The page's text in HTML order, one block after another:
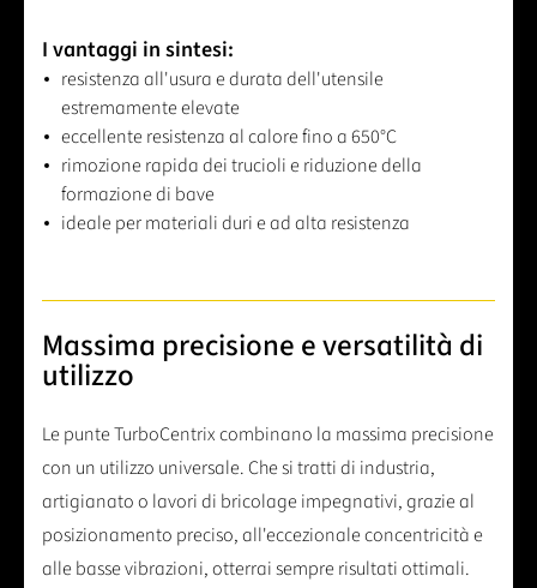
I vantaggi in sintesi:
resistenza all'usura e durata dell'utensile
estremamente elevate
eccellente resistenza al calore fino a 650°C
rimozione rapida dei trucioli e riduzione della
formazione di bave
ideale per materiali duri e ad alta resistenza
Massima precisione e versatilità di
utilizzo
Le punte TurboCentrix combinano la massima precisione
con un utilizzo universale. Che si tratti di industria,
artigianato o lavori di bricolage impegnativi, grazie al
posizionamento preciso, all'eccezionale concentricità e
alle basse vibrazioni, otterrai sempre risultati ottimali.